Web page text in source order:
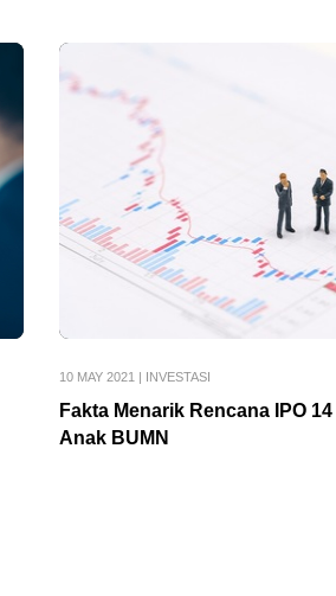
10 MAY 2021 INVESTASI
Fakta Menarik Rencana IPO
Anak BUMN